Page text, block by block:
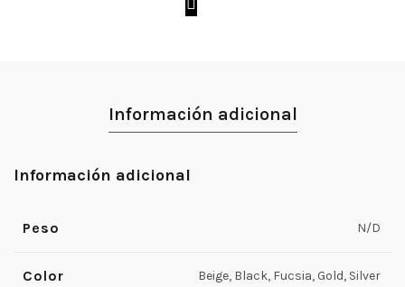
Información adicional
Información adicional
Peso N/D
Color Beige, Black, Fucsia, Gold, Silver